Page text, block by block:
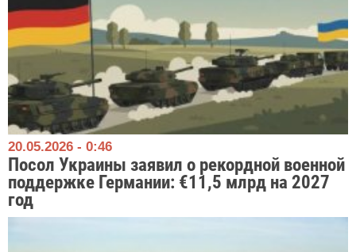
20.05.2026 - 0:46
Посол Украины заявил о рекордной военной
поддержке Германии: €11,5 млрд на 2027
год